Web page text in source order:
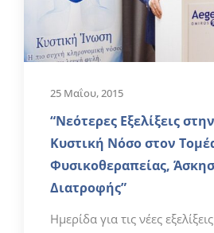
25 Μαΐου, 2015
“Νεότερες Εξελίξεις
Κυστική Νόσο στον
Φυσικοθεραπείας,
Διατροφής”
Ημερίδα για τις νέες